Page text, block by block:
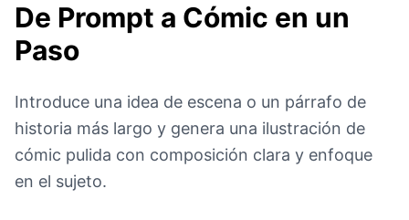
De Prompt a Cómic en un
Paso
Introduce una idea de escena o un párrafo de
historia más largo y genera una ilustración de
cómic pulida con composición clara y enfoque
en el sujeto.